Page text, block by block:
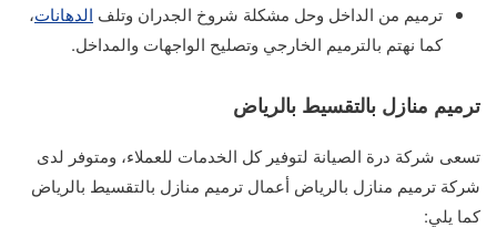
ترميم من الداخل وحل مشكلة شروخ الجدران وتلف الدهانات،
كما نهتم بالترميم الخارجي وتصليح الواجهات والمداخل.
ترميم منازل بالتقسيط بالرياض
تسعى شركة درة الصيانة لتوفير كل الخدمات للعملاء، ومتوفر لدى
شركة ترميم منازل بالرياض أعمال ترميم منازل بالتقسيط بالرياض
كما يلي: